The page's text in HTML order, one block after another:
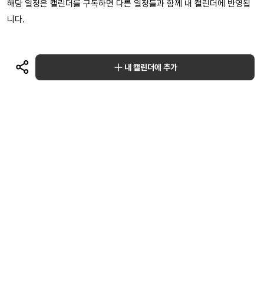
내 캘린더에 추가
해당 일정은 캘린더를 구독하면 다른 일정들과 함께 내 캘린더에 반영됩
니다.